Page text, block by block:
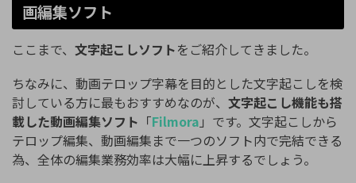
画編集ソフト
ここまで、 文字起こしソフトをご紹介してきました。
ちなみに、動画テロップ字幕を目的とした文字起こしを検
討している方に最もおすすめなのが、 文字起こし機能も搭
載した動画編集ソフト 「Filmora 」です。文字起こしから
テロップ編集、動画編集まで一つのソフト内で完結できる
為、全体の編集業務効率は大幅に上昇するでしょう。